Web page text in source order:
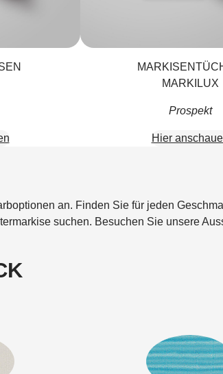
MARKILUX
Prospekt
Hier
an. Finden Sie für jeden
suchen. Besuchen Sie unsere